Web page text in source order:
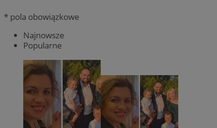
* pola obowiązkowe
Najnowsze
Popularne